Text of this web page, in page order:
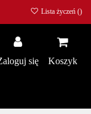
Lista życzeń ()
się Koszyk